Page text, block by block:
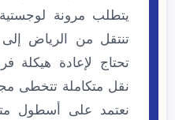
يتطلب مرونة
تنتقل من الرياض
تحتاج لإعادة هيكلة
نقل متكاملة تتخطى
نعتمد على أسطول